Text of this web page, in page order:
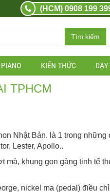
(HCM) 0908 199
Tìm kiếm
KIẾN THỨC
TPHCM
Nhật Bản. là 1 trong những
Lester, Apollo..
mà, khung gọn gàng tinh tế
nickel ma (pedal) điều